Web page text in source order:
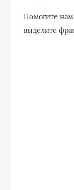
Помогите
выделите